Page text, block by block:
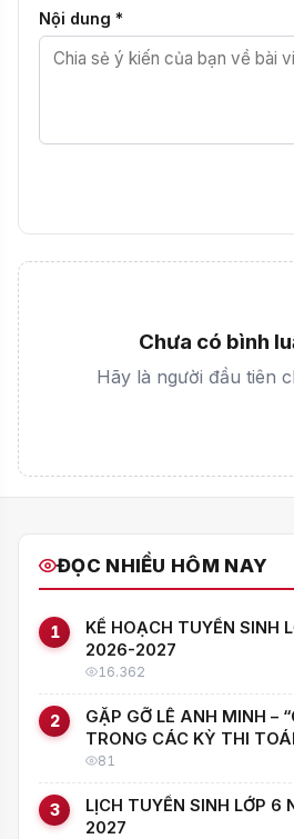
Nội dung *
Chưa có bình
Hãy là người đầu tiên
ĐỌC NHIỀU HÔM NAY
1
KẾ HOẠCH TUYỂN SINH
2026-2027
16.362
2
GẶP GỠ LÊ ANH MINH –
TRONG CÁC KỲ THI
81
3
LỊCH TUYỂN SINH LỚP 6
2027